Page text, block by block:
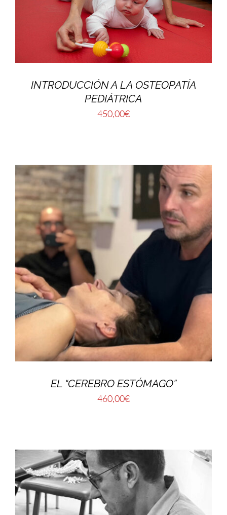
INTRODUCCIÓN A LA OSTEOPATÍA
PEDIÁTRICA
450,00€
EL “CEREBRO ESTÓMAGO”
460,00€